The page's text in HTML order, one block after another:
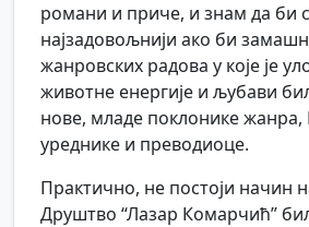
романи и приче, и знам да би
најзадовољнији ако би
жанровских радова у које је
животне енергије и љубави
нове, младе поклонике
уреднике и преводиоце.
Практично, не постоји начин
Друштво “Лазар Комарчић”